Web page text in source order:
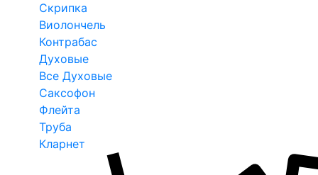
Скрипка
Виолончель
Контрабас
Духовые
Все Духовые
Саксофон
Флейта
Труба
Кларнет